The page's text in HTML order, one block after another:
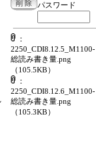
パスワード
：
2250_CDI8.12.5_M1100-
総読み書き量.png
（105.5KB）
：
2250_CDI8.12.6_M1100-
総読み書き量.png
（105.3KB）